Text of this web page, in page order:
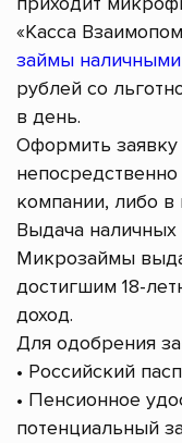
«Касса
займы наличными
рублей со
в день.
Оформить
компании, либо
Выдача наличных
Микрозаймы
достигшим 18-
доход.
Для одобрения
• Российский
• Пенсионное
потенциальный